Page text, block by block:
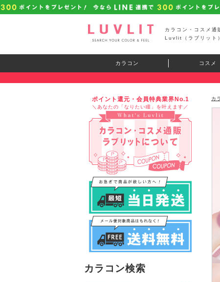
カラコン・コスメ通
Luvlit（ラブリット
カラコン コスメ
ポイント還元・会員特典業界No.1
＼あなたの「なりたい瞳」を叶えます／
カラコン検索
カ